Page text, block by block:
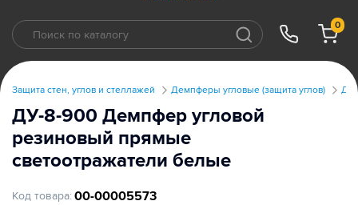
0
Защита стен, углов и стеллажей Демпферы угловые (защита углов)
ДУ-8-900 Демпфер угловой
резиновый прямые
светоотражатели белые
Код товара: 00-00005573